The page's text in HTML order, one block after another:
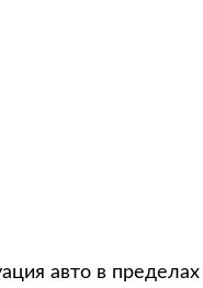
авто в